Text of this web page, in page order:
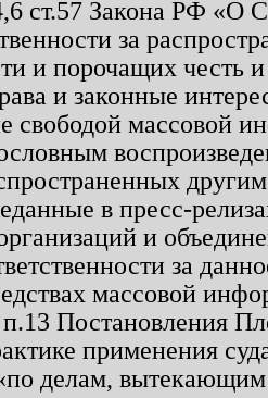
ст.57 Закона РФ «О
за
и порочащих честь
и законные
свободой массовой
в пресс-
и
за
массовой
п.13 Постановления
применения
делам, вытекающим